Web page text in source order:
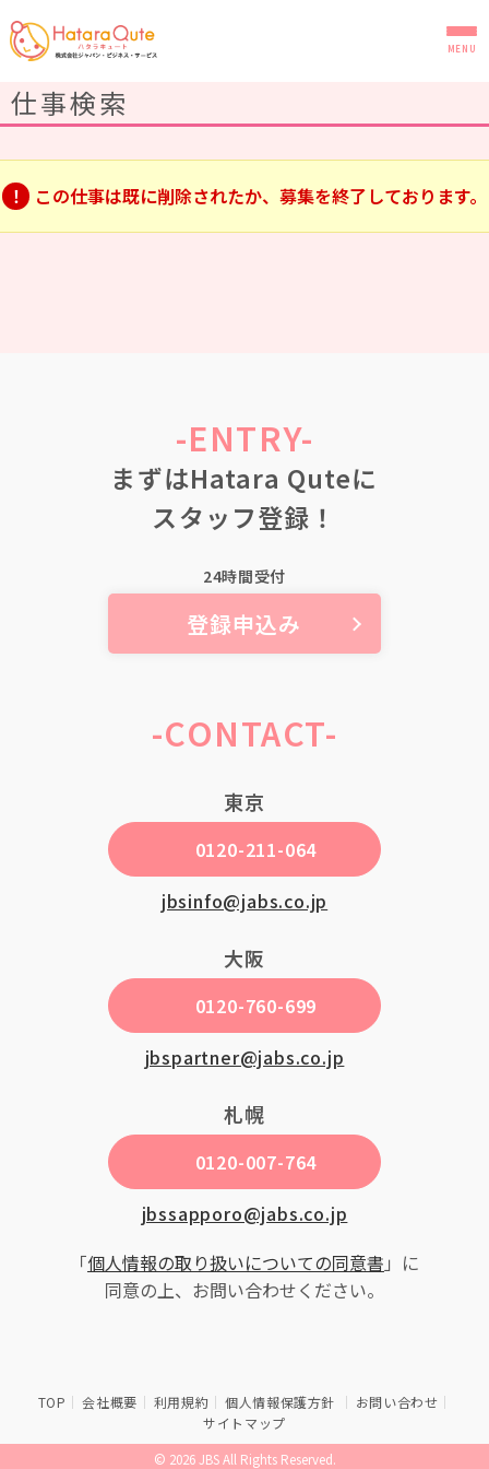
HataraQuteについて
スタッフガイド
登録
企業担当者様
MENU
仕事検索
この仕事は既に削除されたか、募集を終了しております。
-ENTRY-
まずはHatara Quteに
スタッフ登録！
24時間受付
登録申込み
-CONTACT-
東京
0120-211-064
jbsinfo@jabs.co.jp
大阪
0120-760-699
jbspartner@jabs.co.jp
札幌
0120-007-764
jbssapporo@jabs.co.jp
「個人情報の取り扱いについての同意書 」に
同意の上、お問い合わせください。
TOP 会社概要 利用規約 個人情報保護方針
お問い合わせ
サイトマップ
© 2026 JBS All Rights Reserved.